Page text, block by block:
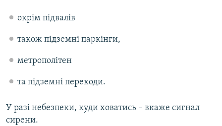
окрім підвалів
також підземні паркінги,
метрополітен
та підземні переходи.
У разі небезпеки, куди ховатись – вкаже сигнал
сирени.